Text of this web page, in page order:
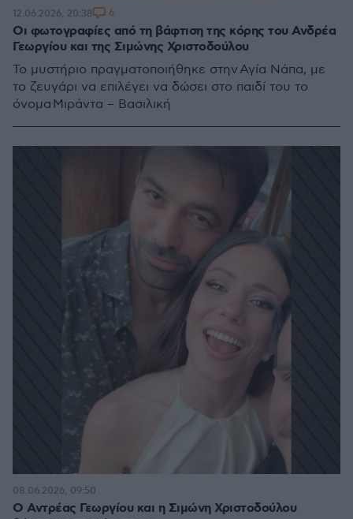
Οι φωτογραφίες από τη βάφτιση της κόρης του Ανδρέα
Γεωργίου και της Σιμώνης Χριστοδούλου
Το μυστήριο πραγματοποιήθηκε στην Αγία Νάπα, με
το ζευγάρι να επιλέγει να δώσει στο παιδί του το
όνομα Μιράντα – Βασιλική
12.06.2026, 20:38 6
Ο Αντρέας Γεωργίου και η Σιμώνη Χριστοδούλου
08.06.2026, 09:50